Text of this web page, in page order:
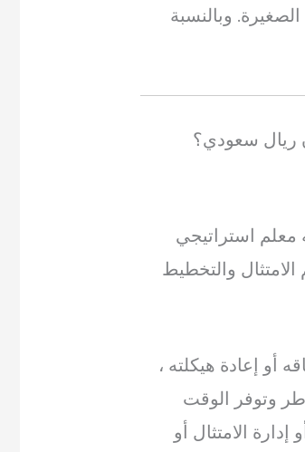
وبالنسبة
ريال سعودي؟
معلم استراتيجي
والتخطيط
أو إعادة هيكلته ،
وتوفر الوقت
الامتثال أو